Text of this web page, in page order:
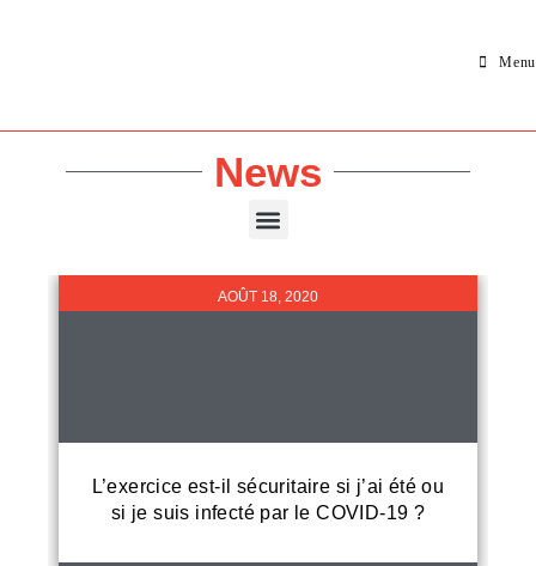
Menu
News
AOÛT 18, 2020
L’exercice est-il sécuritaire si j’ai été ou
si je suis infecté par le COVID-19 ?